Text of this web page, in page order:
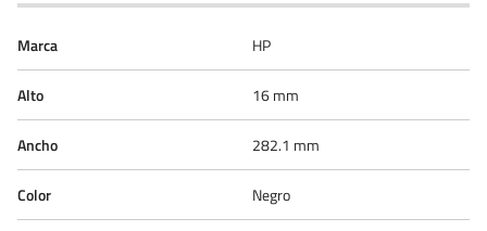
Marca HP
Alto 16 mm
Ancho 282.1 mm
Color Negro